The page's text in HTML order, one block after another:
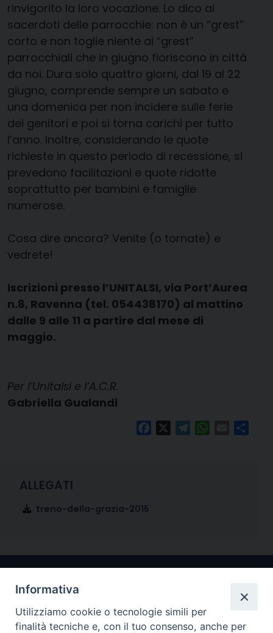
rinvigorito la loro vocazione. Lo dico ai
sacerdoti delle parrocchie: non è un “grest”
corto e non toglie niente ai “grest”
parrocchiali che in giugno fioriscono in città
da noi. Dura solo quattro giorni, dal 19 al 22
giugno, comprende sempre un sabato e
una domenica per non incidere sulle ferie
dei genitori e poi si torna carichi per tutto
l’anno. Inoltre, considerando le quote
richieste in questo periodo di recessione, si
prevedono facilitazioni e quote ridotte
soprattutto per bambini e famiglie
numerose.
Cosa dire ancora? Venite (o tornate) e
vedrete!
Iscrizioni presso l’UNITALSI, via Port’Aurea
n.8, Ravenna (tel. 054438170) al mattino
dalle 9 alle 11 a partire dal mese di
maggio.
Per l’Unitalsi e l’A.C.R.
Gabriella Gualandi
FacebookTelegramWhatsApp
Email
treno-della-grazia-2015
Informativa
Utilizziamo cookie o tecnologie simili per
finalità tecniche e, con il tuo consenso, anche per